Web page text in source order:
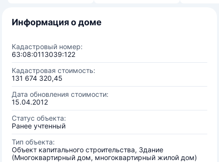
Информация о доме
Кадастровый номер:
63:08:0113039:122
Кадастровая стоимость:
131 674 320,45
Дата обновления стоимости:
15.04.2012
Статус объекта:
Ранее учтенный
Тип объекта:
Объект капитального строительства, Здание
(Многоквартирный дом, многоквартирный жилой дом)